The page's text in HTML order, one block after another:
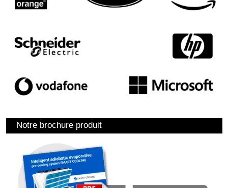
Notre brochure produit